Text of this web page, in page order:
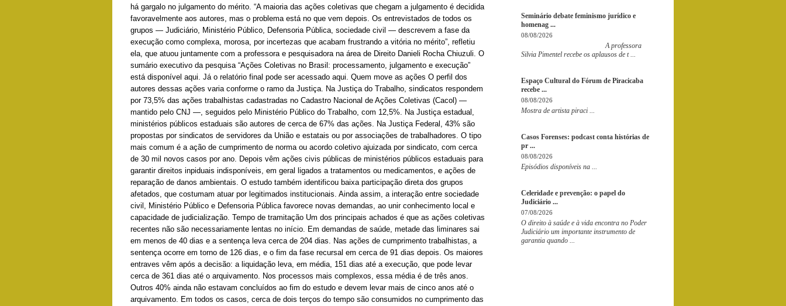
Seminário debate feminismo jurídico e
homenag ...
08/08/2026
A professora
Silvia Pimentel recebe os aplausos de t ...
Espaço Cultural do Fórum de Piracicaba
recebe ...
08/08/2026
Mostra de artista piraci ...
Casos Forenses: podcast conta histórias de
pr ...
08/08/2026
Episódios disponíveis na ...
Celeridade e prevenção: o papel do
Judiciário ...
07/08/2026
O direito à saúde e à vida encontra no Poder
Judiciário um importante instrumento de
garantia quando ...
há gargalo no julgamento do mérito. “A maioria das ações coletivas que chegam a julgamento é decidida
favoravelmente aos autores, mas o problema está no que vem depois. Os entrevistados de todos os
grupos — Judiciário, Ministério Público, Defensoria Pública, sociedade civil — descrevem a fase da
execução como complexa, morosa, por incertezas que acabam frustrando a vitória no mérito”, refletiu
ela, que atuou juntamente com a professora e pesquisadora na área de Direito Danieli Rocha Chiuzuli. O
sumário executivo da pesquisa “Ações Coletivas no Brasil: processamento, julgamento e execução”
está disponível aqui. Já o relatório final pode ser acessado aqui. Quem move as ações O perfil dos
autores dessas ações varia conforme o ramo da Justiça. Na Justiça do Trabalho, sindicatos respondem
por 73,5% das ações trabalhistas cadastradas no Cadastro Nacional de Ações Coletivas (Cacol) —
mantido pelo CNJ —, seguidos pelo Ministério Público do Trabalho, com 12,5%. Na Justiça estadual,
ministérios públicos estaduais são autores de cerca de 67% das ações. Na Justiça Federal, 43% são
propostas por sindicatos de servidores da União e estatais ou por associações de trabalhadores. O tipo
mais comum é a ação de cumprimento de norma ou acordo coletivo ajuizada por sindicato, com cerca
de 30 mil novos casos por ano. Depois vêm ações civis públicas de ministérios públicos estaduais para
garantir direitos inpiduais indisponíveis, em geral ligados a tratamentos ou medicamentos, e ações de
reparação de danos ambientais. O estudo também identificou baixa participação direta dos grupos
afetados, que costumam atuar por legitimados institucionais. Ainda assim, a interação entre sociedade
civil, Ministério Público e Defensoria Pública favorece novas demandas, ao unir conhecimento local e
capacidade de judicialização. Tempo de tramitação Um dos principais achados é que as ações coletivas
recentes não são necessariamente lentas no início. Em demandas de saúde, metade das liminares sai
em menos de 40 dias e a sentença leva cerca de 204 dias. Nas ações de cumprimento trabalhistas, a
sentença ocorre em torno de 126 dias, e o fim da fase recursal em cerca de 91 dias depois. Os maiores
entraves vêm após a decisão: a liquidação leva, em média, 151 dias até a execução, que pode levar
cerca de 361 dias até o arquivamento. Nos processos mais complexos, essa média é de três anos.
Outros 40% ainda não estavam concluídos ao fim do estudo e devem levar mais de cinco anos até o
arquivamento. Em todos os casos, cerca de dois terços do tempo são consumidos no cumprimento das